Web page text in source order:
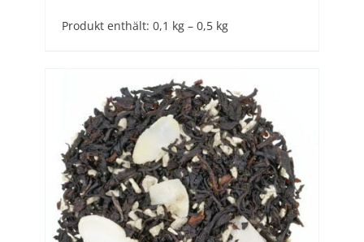
Produkt enthält: 0,1 kg – 0,5 kg